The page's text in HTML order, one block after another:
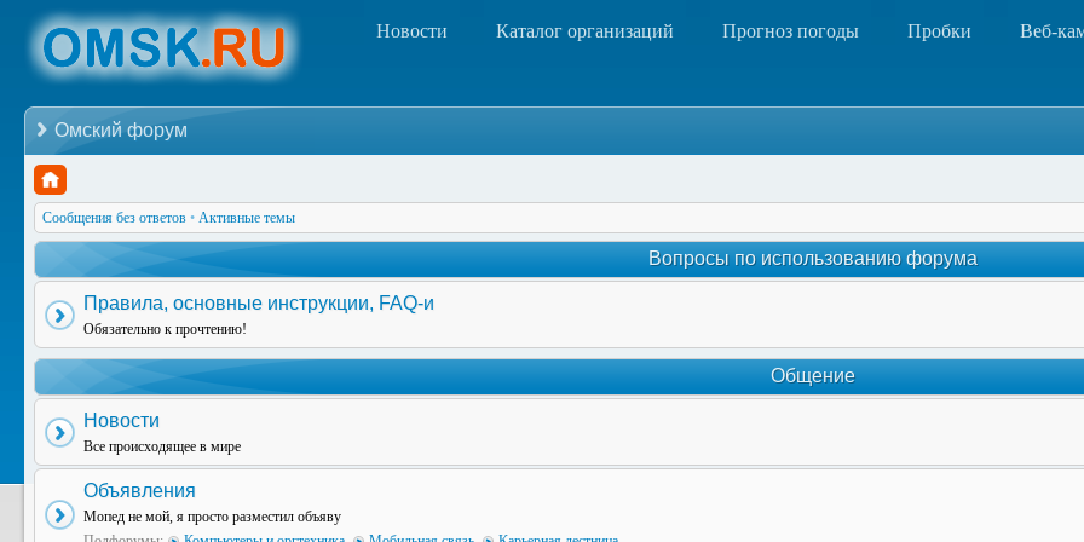
Новости Каталог организаций Прогноз погоды Пробки Веб-
Омский форум
Сообщения без ответов • Активные темы
Вопросы по использованию форума
Правила, основные инструкции, FAQ-и
Обязательно к прочтению!
Общение
Новости
Все происходящее в мире
Объявления
Мопед не мой, я просто разместил объяву